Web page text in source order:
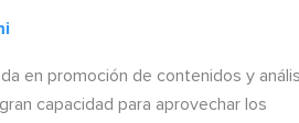
en promoción de contenidos y
capacidad para aprovechar los